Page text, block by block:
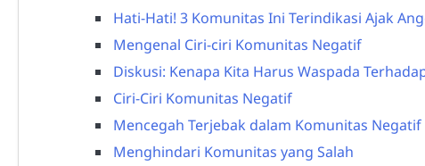
Hati-Hati! 3 Komunitas Ini Terindikasi Ajak
Mengenal Ciri-ciri Komunitas Negatif
Diskusi: Kenapa Kita Harus Waspada
Ciri-Ciri Komunitas Negatif
Mencegah Terjebak dalam Komunitas Negatif
Menghindari Komunitas yang Salah